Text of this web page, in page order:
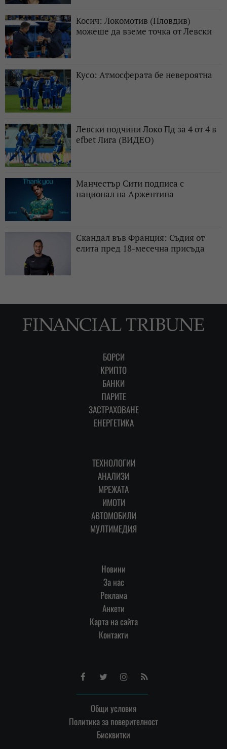
Косич: Локомотив (Пловдив)
можеше да вземе точка от Левски
Кусо: Атмосферата бе невероятна
Левски подчини Локо Пд за 4 от 4 в
efbet Лига (ВИДЕО)
Манчестър Сити подписа с
национал на Аржентина
Скандал във Франция: Съдия от
елита пред 18-месечна присъда
БОРСИ
КРИПТО
БАНКИ
ПАРИТЕ
ЗАСТРАХОВАНЕ
ЕНЕРГЕТИКА
ТЕХНОЛОГИИ
АНАЛИЗИ
МРЕЖАТА
ИМОТИ
АВТОМОБИЛИ
МУЛТИМЕДИЯ
Новини
За нас
Реклама
Анкети
Карта на сайта
Контакти
FacebookTwitterInstagram
RSS
Общи условия
Политика за поверителност
Бисквитки